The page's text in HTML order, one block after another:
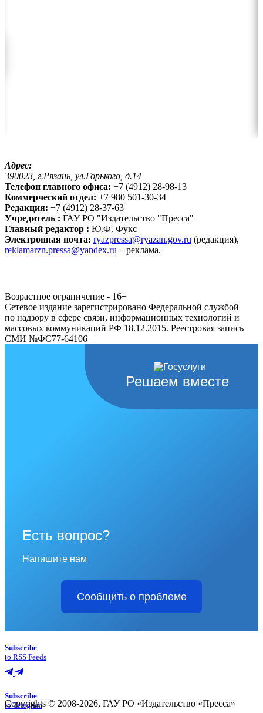
Адрес:
390023, г.Рязань, ул.Горького, д.14
Телефон главного офиса: +7 (4912) 28-98-13
Коммерческий отдел: +7 980 501-30-34
Редакция: +7 (4912) 28-37-63
Учредитель : ГАУ РО "Издательство "Пресса"
Главный редактор : Ю.Ф. Фукс
Электронная почта: ryazpressa@ryazan.gov.ru (редакция),
reklamarzn.pressa@yandex.ru – реклама.
Возрастное ограничение - 16+
Сетевое издание зарегистрировано Федеральной службой
по надзору в сфере связи, информационных технологий и
массовых коммуникаций РФ 18.12.2015. Реестровая запись
СМИ №ФС77-64106
Решаем вместе
Есть вопрос?
Напишите нам
Сообщить о проблеме
Subscribe
to RSS Feeds
Subscribe
to Telegram
Copyrights © 2008-2026, ГАУ РО «Издательство «Пресса»